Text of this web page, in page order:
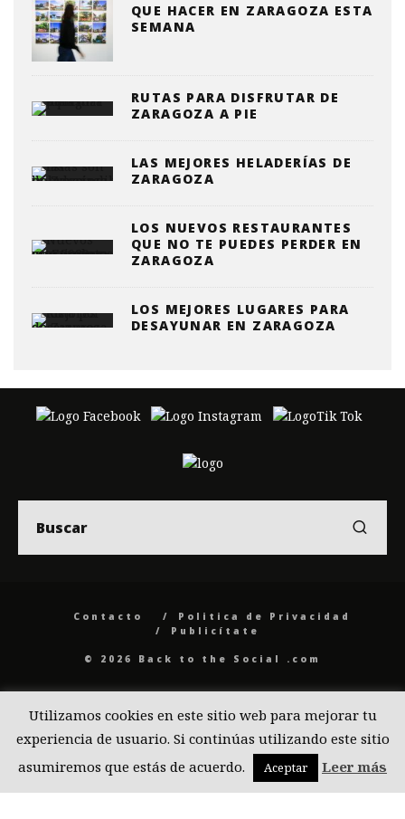
QUE HACER EN ZARAGOZA ESTA
SEMANA
RUTAS PARA DISFRUTAR DE
ZARAGOZA A PIE
LAS MEJORES HELADERÍAS DE
ZARAGOZA
LOS NUEVOS RESTAURANTES
QUE NO TE PUEDES PERDER EN
ZARAGOZA
LOS MEJORES LUGARES PARA
DESAYUNAR EN ZARAGOZA
Contacto
Politica de Privacidad
Publicítate
© 2026 Back to the Social .com
Utilizamos cookies en este sitio web para mejorar tu
experiencia de usuario. Si continúas utilizando este sitio
asumiremos que estás de acuerdo.
Aceptar Leer más